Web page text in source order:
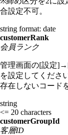
合設定不可。
string format: date
customerRank
会員ランク
管理画面の[設定
を設定してくださ
存在しないコード
string
<= 20 characters
customerGroupId
客層ID